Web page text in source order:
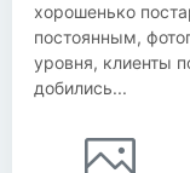
хорошенько
постоянным,
уровня, клиенты
добились...